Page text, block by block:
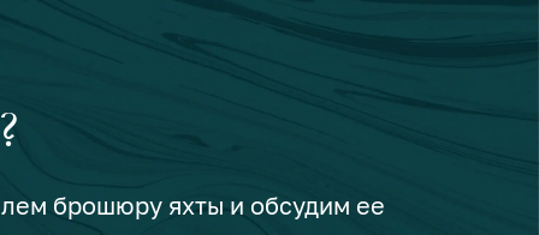
брошюру яхты и обсудим ее